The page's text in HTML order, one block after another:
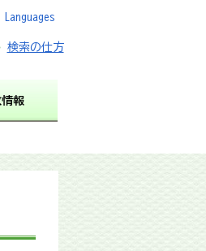
検索の仕方
報